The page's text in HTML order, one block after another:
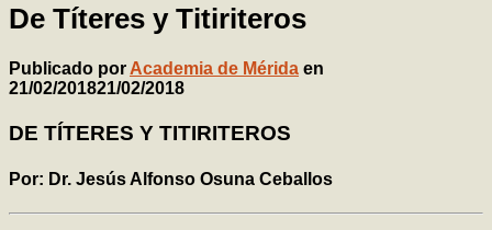
De Títeres y Titiriteros
Publicado por Academia de Mérida en
21/02/201821/02/2018
DE TÍTERES Y TITIRITEROS
Por: Dr. Jesús Alfonso Osuna Ceballos